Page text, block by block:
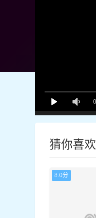
猜你喜欢
8.0分